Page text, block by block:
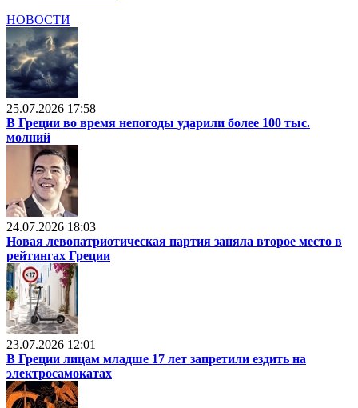
НОВОСТИ
25.07.2026 17:58
В Греции во время непогоды ударили более 100 тыс.
молний
24.07.2026 18:03
Новая левопатриотическая партия заняла второе место в
рейтингах Греции
23.07.2026 12:01
В Греции лицам младше 17 лет запретили ездить на
электросамокатах